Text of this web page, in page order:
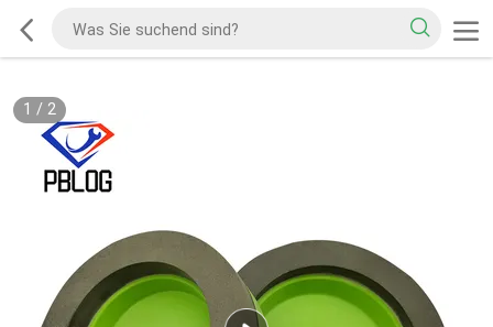
1 / 2